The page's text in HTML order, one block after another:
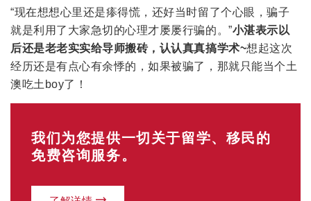
“现在想想心里还是瘆得慌，还好当时留了个心眼，骗子
就是利用了大家急切的心理才屡屡行骗的。”小湛表示以
后还是老老实实给导师搬砖，认认真真搞学术~想起这次
经历还是有点心有余悸的，如果被骗了，那就只能当个土
澳吃土boy了！
我们为您提供一切关于留学、移民的
免费咨询服务。